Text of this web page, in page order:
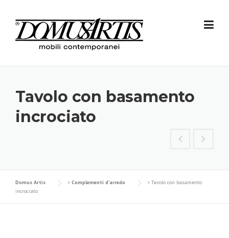
content
Tavolo con basamento
incrociato
Domus Artis > Complementi d'arredo > Tavolo con basamento
incrociato